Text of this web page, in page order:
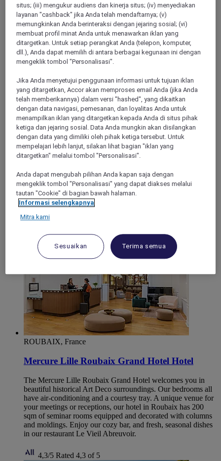
MARCQ-EN-BAROEUL, France
Mercure Lille Marcq Baroeul
For business and leisure stays, enjoy the spacious rooms and
living spaces of Mercure Lille Marcq en Baroeul. The
completely renovated hotel offers a cozy setting where you
sqm of lounges. Our bar and restaurant with terrace will
delight you with the menu of local beers and traditional
dishes. Our breakfast buffet will give you energy to start to
the day.
4,6/5
ROUBAIX, France
Mercure Lille Roubaix Grand Hotel Hotel
The Mercure Lille Roubaix Grand Hotel welcomes you in
beautiful historical Art Deco surroundings. Our bedrooms all
have air-conditioning and a courtesy tray. A unique venue for
your meetings or receptions, our hotel in Roubaix has 200
sqm of seminar rooms equipped and decorated with columns
and moldings. Enjoy our cozy bar, and fresh, seasonal dishes
in our restaurant Le Vieil Abreuvoir.
4,3/5 Rated 4,3 of 5
situs; (iii) mengukur audiens dan kinerja situs; (iv) menyediakan
layanan "cashback" jika Anda telah mendaftarnya; (v)
memungkinkan Anda berinteraksi dengan jejaring sosial; (vi)
membuat profil minat Anda untuk menawarkan iklan yang
ditargetkan. Untuk setiap perangkat Anda (telepon, komputer,
dll.), Anda dapat memilih di antara berbagai kegunaan ini dengan
mengeklik tombol "Personalisasi".
Jika Anda menyetujui penggunaan informasi untuk tujuan iklan
yang ditargetkan, Accor akan memproses email Anda (jika Anda
telah memberikannya) dalam versi "hashed", yang dikaitkan
dengan data navigasi, pemesanan, dan loyalitas Anda untuk
menampilkan iklan yang ditargetkan kepada Anda di situs pihak
ketiga dan jejaring sosial. Data Anda mungkin akan disilangkan
dengan data yang dimiliki oleh pihak ketiga tersebut. Untuk
mempelajari lebih lanjut, silakan lihat bagian "iklan yang
ditargetkan" melalui tombol "Personalisasi".
Anda dapat mengubah pilihan Anda kapan saja dengan
mengeklik tombol "Personalisasi" yang dapat diakses melalui
tautan "Cookie" di bagian bawah halaman.
Informasi selengkapnya
Mitra kami
Sesuaikan Terima semua